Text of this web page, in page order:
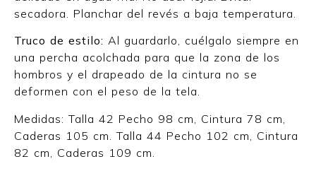
secadora. Planchar del revés a baja temperatura.
Truco de estilo: Al guardarlo, cuélgalo siempre en
una percha acolchada para que la zona de los
hombros y el drapeado de la cintura no se
deformen con el peso de la tela.
Medidas: Talla 42 Pecho 98 cm, Cintura 78 cm,
Caderas 105 cm. Talla 44 Pecho 102 cm, Cintura
82 cm, Caderas 109 cm.